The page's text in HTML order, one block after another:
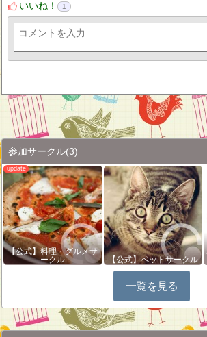
いいね！
1
参加サークル(3)
【公式】料理・グルメサ
ークル
【公式】ペットサークル
一覧を見る